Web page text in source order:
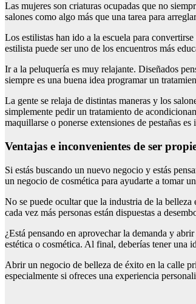
Las mujeres son criaturas ocupadas que no
salones como algo más que una tarea para
Los estilistas han ido a la escuela para
estilista puede ser uno de los encuentros más
Ir a la peluquería es muy relajante. Diseñados
siempre es una buena idea programar un
La gente se relaja de distintas maneras y los
simplemente pedir un tratamiento de
maquillarse o ponerse extensiones de pestañas
Ventajas e inconvenientes de ser
Si estás buscando un nuevo negocio y estás
un negocio de cosmética para ayudarte a tomar
No se puede ocultar que la industria de la
cada vez más personas están dispuestas a
¿Está pensando en aprovechar la demanda y
estética o cosmética. Al final, deberías tener una
Abrir un negocio de belleza de éxito en la calle
especialmente si ofreces una experiencia